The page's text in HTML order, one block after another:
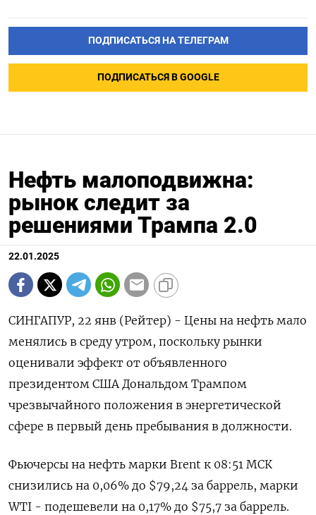
ПОДПИСАТЬСЯ НА ТЕЛЕГРАМ
ПОДПИСАТЬСЯ В GOOGLE
Нефть малоподвижна:
рынок следит за
решениями Трампа 2.0
22.01.2025
СИНГАПУР, 22 янв (Рейтер) - Цены на нефть мало
менялись в среду утром, поскольку рынки
оценивали эффект от объявленного
президентом США Дональдом Трампом
чрезвычайного положения в энергетической
сфере в первый день пребывания в должности.
Фьючерсы на нефть марки Brent к 08:51 МСК
снизились на 0,06% до $79,24 за баррель, марки
WTI - подешевели на 0,17% до $75,7 за баррель.